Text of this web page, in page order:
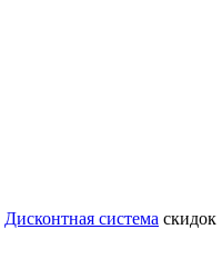
Дисконтная система скидок